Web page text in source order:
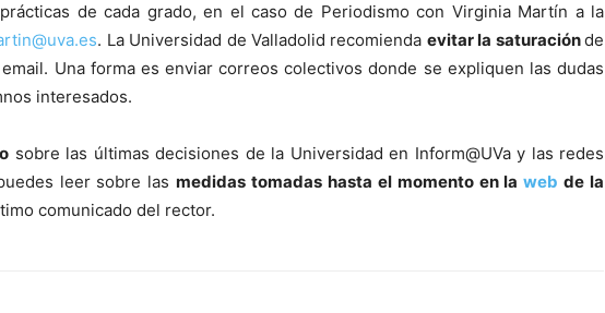
de cada grado, en el caso de Periodismo con Virginia Martín a la
. La Universidad de Valladolid recomienda evitar la saturaciónde
Una forma es enviar correos colectivos donde se expliquen las dudas
interesados.
sobre las últimas decisiones de la Universidad en Inform@UVa y las redes
leer sobre lasmedidas tomadas hasta el momento en laweb de la
comunicado del rector.